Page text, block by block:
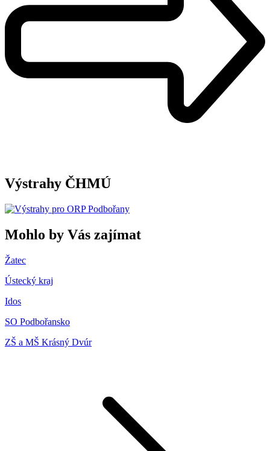
Výstrahy ČHMÚ
Mohlo by Vás zajímat
Žatec
Ústecký kraj
Idos
SO Podbořansko
ZŠ a MŠ Krásný Dvúr